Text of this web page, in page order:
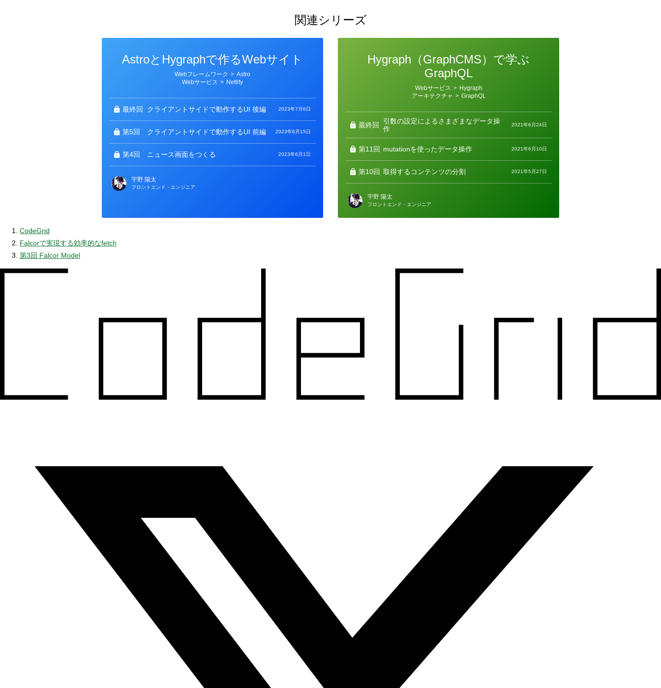
関連シリーズ
AstroとHygraphで作るWebサイト
ー
Webフレームワーク > Astro
Webサービス > Netlify
最終回 クライアントサイドで動作するUI 後編 2023年7月6日
第5回 クライアントサイドで動作するUI 前編 2023年6月15日
第4回 ニュース画面をつくる 2023年6月1日
宇野 陽太
フロントエンド・エンジニア
Hygraph（GraphCMS）で学ぶ
GraphQL
ー
Webサービス > Hygraph
アーキテクチャ > GraphQL
最終回
引数の設定によるさまざまなデータ操
作
2021年6月24日
第11回 mutationを使ったデータ操作 2021年6月10日
第10回 取得するコンテンツの分割 2021年5月27日
宇野 陽太
フロントエンド・エンジニア
CodeGrid
Falcorで実現する効率的なfetch
第3回 Falcor Model